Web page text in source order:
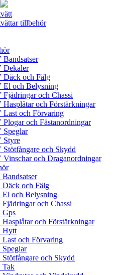
tillbehör
Bandsatser
Dekaler
Däck och Fälg
El och Belysning
Fjädringar och Chassi
Hasplåtar och Förstärkningar
Last och Förvaring
Plogar och Fästanordningar
Speglar
Styre
Stötfångare och Skydd
Vinschar och Draganordningar
Bandsatser
Däck och Fälg
El och Belysning
Fjädringar och Chassi
Gps
Hasplåtar och Förstärkningar
Hytt
Last och Förvaring
Speglar
Stötfångare och Skydd
Tak